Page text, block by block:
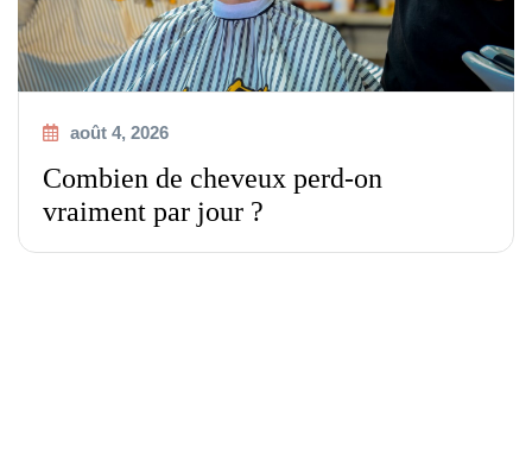
août 4, 2026
Combien de cheveux perd-on
vraiment par jour ?